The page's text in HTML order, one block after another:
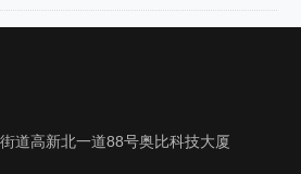
道高新北一道88号奥比科技大厦